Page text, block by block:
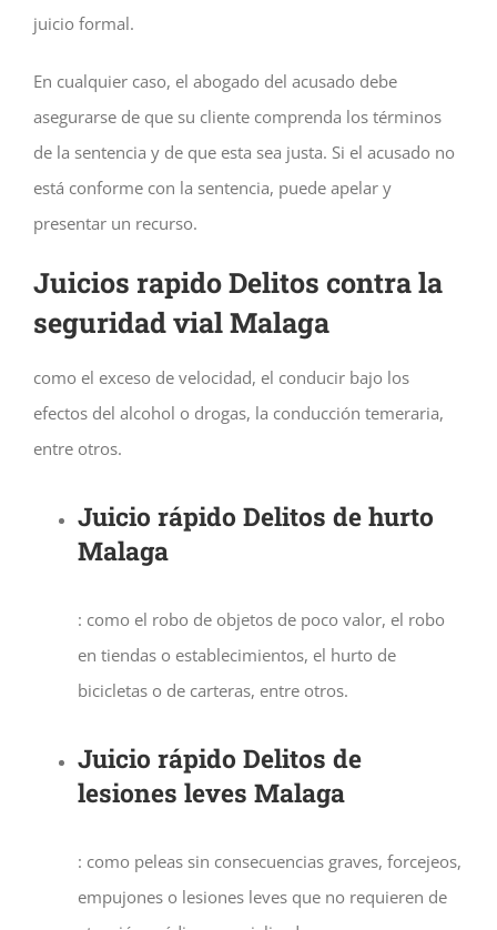
juicio formal.
En cualquier caso, el abogado del acusado debe
asegurarse de que su cliente comprenda los términos
de la sentencia y de que esta sea justa. Si el acusado no
está conforme con la sentencia, puede apelar y
presentar un recurso.
Juicios rapido Delitos contra la
seguridad vial Malaga
como el exceso de velocidad, el conducir bajo los
efectos del alcohol o drogas, la conducción temeraria,
entre otros.
Juicio rápido Delitos de hurto
Malaga
: como el robo de objetos de poco valor, el robo
en tiendas o establecimientos, el hurto de
bicicletas o de carteras, entre otros.
Juicio rápido Delitos de
lesiones leves Malaga
: como peleas sin consecuencias graves, forcejeos,
empujones o lesiones leves que no requieren de